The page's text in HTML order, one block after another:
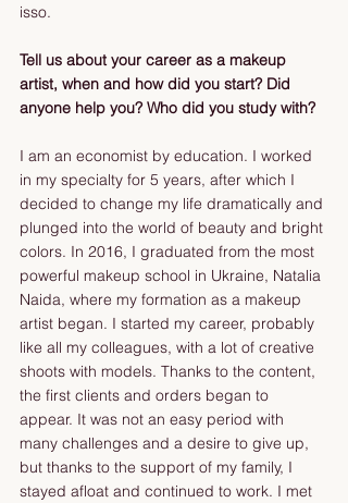
isso.
Tell us about your career as a makeup
artist, when and how did you start? Did
anyone help you? Who did you study with?
I am an economist by education. I worked
in my specialty for 5 years, after which I
decided to change my life dramatically and
plunged into the world of beauty and bright
colors. In 2016, I graduated from the most
powerful makeup school in Ukraine, Natalia
Naida, where my formation as a makeup
artist began. I started my career, probably
like all my colleagues, with a lot of creative
shoots with models. Thanks to the content,
the first clients and orders began to
appear. It was not an easy period with
many challenges and a desire to give up,
but thanks to the support of my family, I
stayed afloat and continued to work. I met